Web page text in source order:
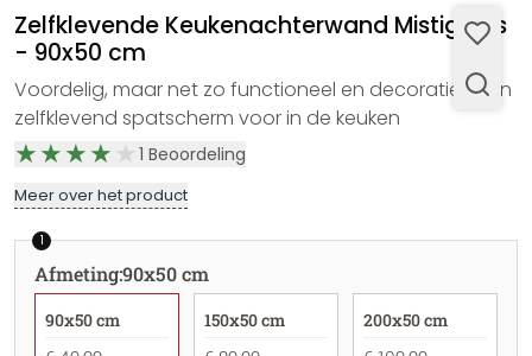
Zelfklevende Keukenachterwand Mistig Bos
- 90x50 cm
Voordelig, maar net zo functioneel en decoratief: een
zelfklevend spatscherm voor in de keuken
1 Beoordeling
Meer over het product
1
Afmeting:90x50 cm
90x50 cm 150x50 cm 200x50 cm